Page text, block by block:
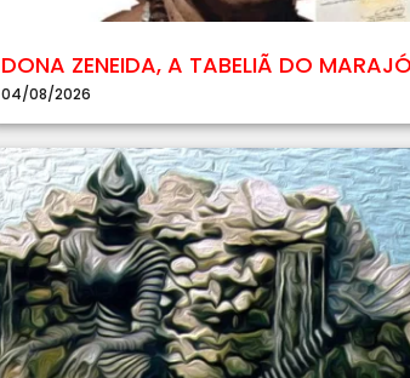
DONA ZENEIDA, A TABELIÃ DO
04/08/2026